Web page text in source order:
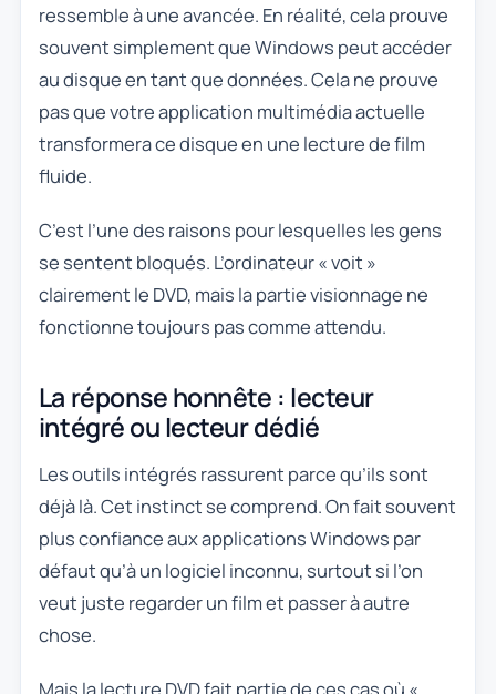
ressemble à une avancée. En réalité, cela prouve
souvent simplement que Windows peut accéder
au disque en tant que données. Cela ne prouve
pas que votre application multimédia actuelle
transformera ce disque en une lecture de film
fluide.
C’est l’une des raisons pour lesquelles les gens
se sentent bloqués. L’ordinateur « voit »
clairement le DVD, mais la partie visionnage ne
fonctionne toujours pas comme attendu.
La réponse honnête : lecteur
intégré ou lecteur dédié
Les outils intégrés rassurent parce qu’ils sont
déjà là. Cet instinct se comprend. On fait souvent
plus confiance aux applications Windows par
défaut qu’à un logiciel inconnu, surtout si l’on
veut juste regarder un film et passer à autre
chose.